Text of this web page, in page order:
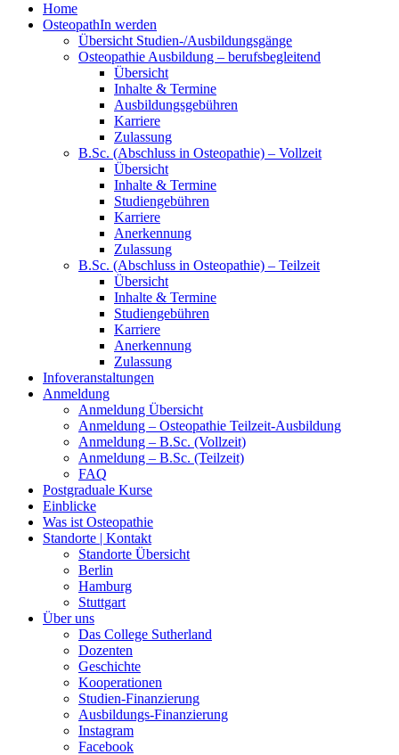
Home
OsteopathIn werden
Übersicht Studien-/Ausbildungsgänge
Osteopathie Ausbildung – berufsbegleitend
Übersicht
Inhalte & Termine
Ausbildungsgebühren
Karriere
Zulassung
B.Sc. (Abschluss in Osteopathie) – Vollzeit
Übersicht
Inhalte & Termine
Studiengebühren
Karriere
Anerkennung
Zulassung
B.Sc. (Abschluss in Osteopathie) – Teilzeit
Übersicht
Inhalte & Termine
Studiengebühren
Karriere
Anerkennung
Zulassung
Infoveranstaltungen
Anmeldung
Anmeldung Übersicht
Anmeldung – Osteopathie Teilzeit-Ausbildung
Anmeldung – B.Sc. (Vollzeit)
Anmeldung – B.Sc. (Teilzeit)
FAQ
Postgraduale Kurse
Einblicke
Was ist Osteopathie
Standorte | Kontakt
Standorte Übersicht
Berlin
Hamburg
Stuttgart
Über uns
Das College Sutherland
Dozenten
Geschichte
Kooperationen
Studien-Finanzierung
Ausbildungs-Finanzierung
Instagram
Facebook